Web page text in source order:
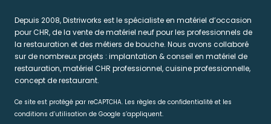
Depuis 2008, Distriworks est le spécialiste en matériel d’occasion
pour CHR, de la vente de matériel neuf pour les professionnels de
la restauration et des métiers de bouche. Nous avons collaboré
sur de nombreux projets : implantation & conseil en matériel de
restauration, matériel CHR professionnel, cuisine professionnelle,
concept de restaurant.
Ce site est protégé par reCAPTCHA. Les règles de confidentialité et les
conditions d’utilisation de Google s’appliquent.